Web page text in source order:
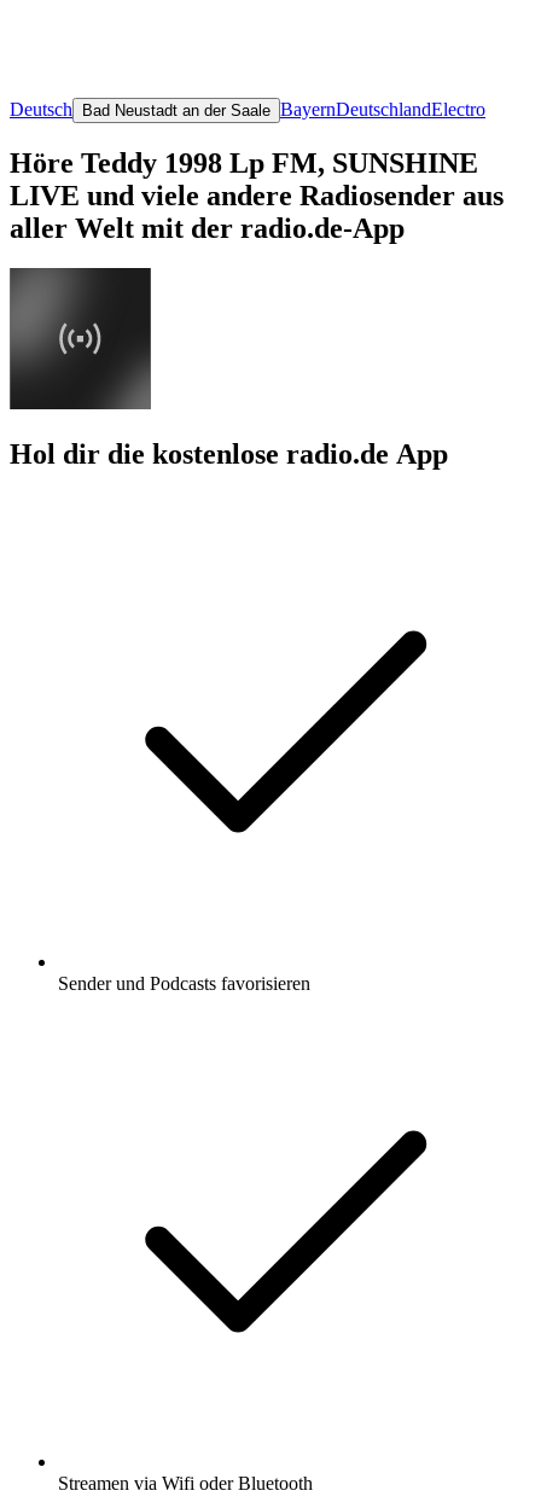
Deutsch Bad Neustadt an der Saale BayernDeutschlandElectro
Höre Teddy 1998 Lp FM, SUNSHINE
LIVE und viele andere Radiosender aus
aller Welt mit der radio.de-App
Hol dir die kostenlose radio.de App
Sender und Podcasts favorisieren
Streamen via Wifi oder Bluetooth